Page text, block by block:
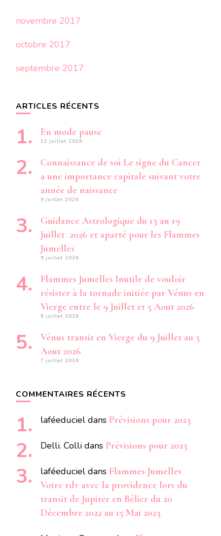
novembre 2017
octobre 2017
septembre 2017
ARTICLES RÉCENTS
En mode pause
12 juillet 2026
Connaissance de soi Le signe du Cancer
a une importance capitale suivant votre
année de naissance
9 juillet 2026
Guidance Astrologique du 13 au 19
Juillet 2026 et aparté pour les Flammes
Jumelles
9 juillet 2026
Flammes Jumelles Inutile de vouloir
résister à la tornade initiée par Vénus en
Vierge entre le 9 Juillet et 5 Aout 2026
8 juillet 2026
Vénus transit en Vierge du 9 Juillet au 5
Aout 2026
7 juillet 2026
COMMENTAIRES RÉCENTS
laféeduciel dans Prévisions pour 2023
Delli. Colli dans Prévisions pour 2023
laféeduciel dans Flammes Jumelles
Votre rdv avec la providence lors du
transit de Jupiter en Bélier du 20
Décembre 2022 au 15 Mai 2023